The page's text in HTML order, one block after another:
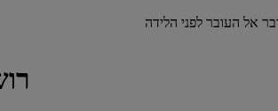
אל העובר לפני הלידה